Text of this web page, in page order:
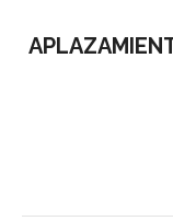
entre